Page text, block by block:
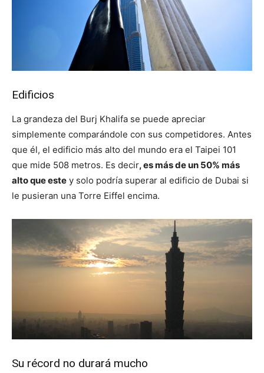
Edificios
La grandeza del Burj Khalifa se puede apreciar
simplemente comparándole con sus competidores. Antes
que él, el edificio más alto del mundo era el Taipei 101
que mide 508 metros. Es decir, es más de un 50% más
alto que este y solo podría superar al edificio de Dubai si
le pusieran una Torre Eiffel encima.
Su récord no durará mucho